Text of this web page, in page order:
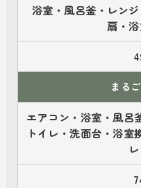
浴室・風呂釜・レン
扇・
まる
エアコン・浴室・風呂
トイレ・洗面台・浴室